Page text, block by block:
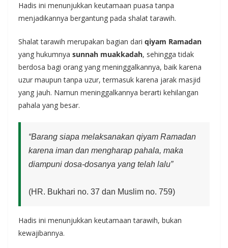
Hadis ini menunjukkan keutamaan puasa tanpa
menjadikannya bergantung pada shalat tarawih.
Shalat tarawih merupakan bagian dari qiyam Ramadan
yang hukumnya sunnah muakkadah, sehingga tidak
berdosa bagi orang yang meninggalkannya, baik karena
uzur maupun tanpa uzur, termasuk karena jarak masjid
yang jauh. Namun meninggalkannya berarti kehilangan
pahala yang besar.
“Barang siapa melaksanakan qiyam Ramadan
karena iman dan mengharap pahala, maka
diampuni dosa-dosanya yang telah lalu”
(HR. Bukhari no. 37 dan Muslim no. 759)
Hadis ini menunjukkan keutamaan tarawih, bukan
kewajibannya.